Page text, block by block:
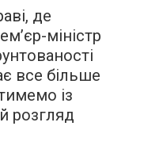
де
міністр
все більше
із
розгляд